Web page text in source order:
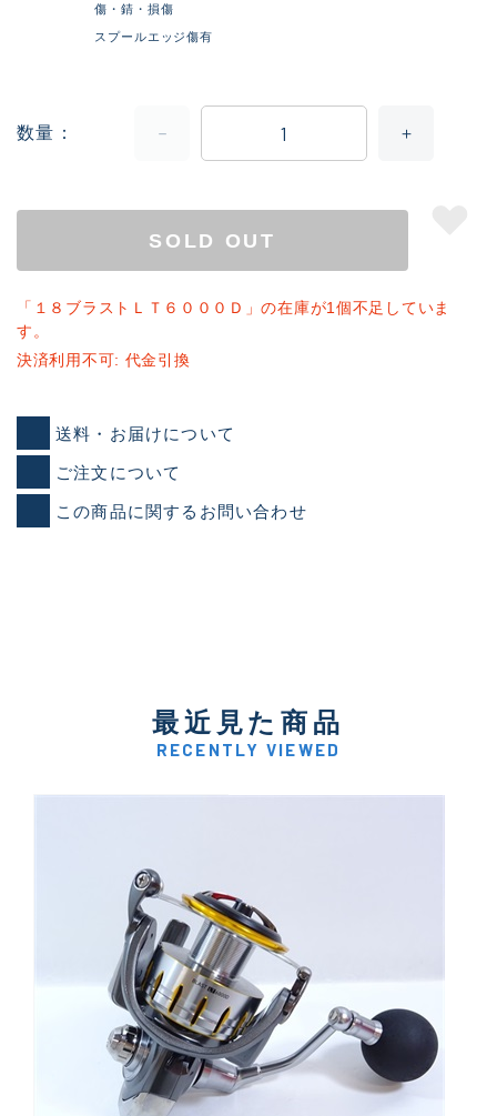
傷・錆・損傷
スプールエッジ傷有
数量
SOLD OUT
「１８ブラストＬＴ６０００Ｄ」の在庫が1個不足していま
す。
決済利用不可: 代金引換
送料・お届けについて
ご注文について
この商品に関するお問い合わせ
最近見た商品
RECENTLY VIEWED